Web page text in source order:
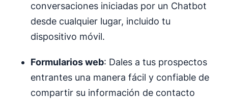
conversaciones iniciadas por un Chatbot
desde cualquier lugar, incluido tu
dispositivo móvil.
Formularios web: Dales a tus prospectos
entrantes una manera fácil y confiable de
compartir su información de contacto